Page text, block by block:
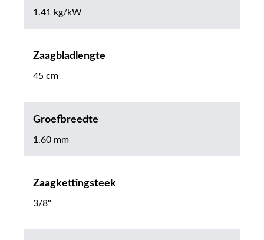
1.41 kg/kW
Zaagbladlengte
45 cm
Groefbreedte
1.60 mm
Zaagkettingsteek
3/8"